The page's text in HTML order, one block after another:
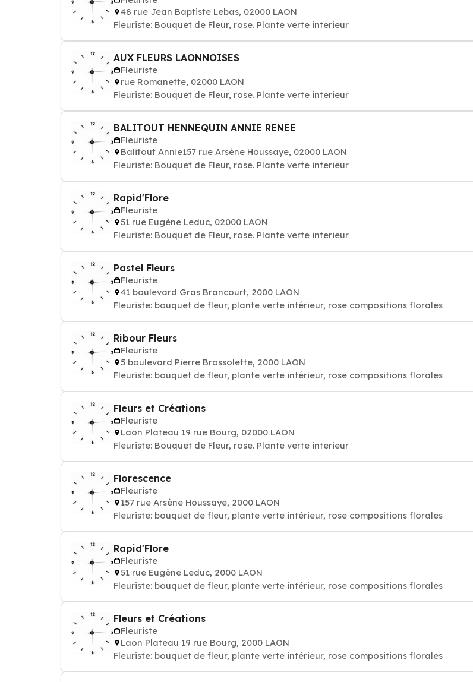
48 rue Jean Baptiste Lebas, 02000 LAON
Fleuriste: Bouquet de Fleur, rose. Plante verte interieur
AUX FLEURS LAONNOISES
Fleuriste
rue Romanette, 02000 LAON
Fleuriste: Bouquet de Fleur, rose. Plante verte interieur
BALITOUT HENNEQUIN ANNIE RENEE
Fleuriste
Balitout Annie157 rue Arsène Houssaye, 02000 LAON
Fleuriste: Bouquet de Fleur, rose. Plante verte interieur
Rapid'Flore
Fleuriste
51 rue Eugène Leduc, 02000 LAON
Fleuriste: Bouquet de Fleur, rose. Plante verte interieur
Pastel Fleurs
Fleuriste
41 boulevard Gras Brancourt, 2000 LAON
Fleuriste: bouquet de fleur, plante verte intérieur, rose compositions florales
Ribour Fleurs
Fleuriste
5 boulevard Pierre Brossolette, 2000 LAON
Fleuriste: bouquet de fleur, plante verte intérieur, rose compositions florales
Fleurs et Créations
Fleuriste
Laon Plateau 19 rue Bourg, 02000 LAON
Fleuriste: Bouquet de Fleur, rose. Plante verte interieur
Florescence
Fleuriste
157 rue Arsène Houssaye, 2000 LAON
Fleuriste: bouquet de fleur, plante verte intérieur, rose compositions florales
Rapid'Flore
Fleuriste
51 rue Eugène Leduc, 2000 LAON
Fleuriste: bouquet de fleur, plante verte intérieur, rose compositions florales
Fleurs et Créations
Fleuriste
Laon Plateau 19 rue Bourg, 2000 LAON
Fleuriste: bouquet de fleur, plante verte intérieur, rose compositions florales